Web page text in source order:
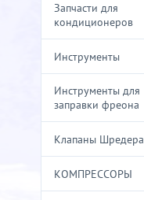
Запчасти для
кондиционеров
Инструменты
Инструменты для
заправки фреона
Клапаны Шредера
КОМПРЕССОРЫ